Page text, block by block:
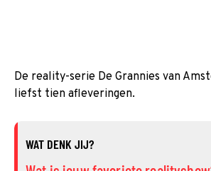
De reality-serie De Grannies van
liefst tien afleveringen.
WAT DENK JIJ?